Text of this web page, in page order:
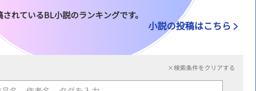
れているBL小説のランキングです。
小説の投稿はこちら
×検索条件をクリアする